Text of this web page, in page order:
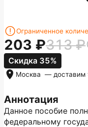
Аннотация
Данное пособие
федеральному
Ограниченное
203 313
Скидка 35%
Москва — доставим